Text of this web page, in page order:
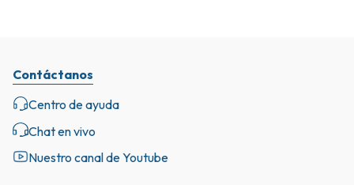
Contáctanos
Centro de ayuda
Chat en vivo
Nuestro canal de Youtube